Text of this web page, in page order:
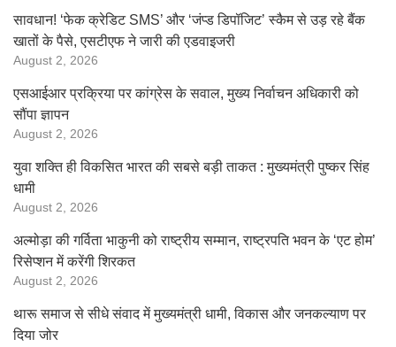
सावधान! ‘फेक क्रेडिट SMS’ और ‘जंप्ड डिपॉजिट’ स्कैम से उड़ रहे बैंक
खातों के पैसे, एसटीएफ ने जारी की एडवाइजरी
August 2, 2026
एसआईआर प्रक्रिया पर कांग्रेस के सवाल, मुख्य निर्वाचन अधिकारी को
सौंपा ज्ञापन
August 2, 2026
युवा शक्ति ही विकसित भारत की सबसे बड़ी ताकत : मुख्यमंत्री पुष्कर सिंह
धामी
August 2, 2026
अल्मोड़ा की गर्विता भाकुनी को राष्ट्रीय सम्मान, राष्ट्रपति भवन के ‘एट होम’
रिसेप्शन में करेंगी शिरकत
August 2, 2026
थारू समाज से सीधे संवाद में मुख्यमंत्री धामी, विकास और जनकल्याण पर
दिया जोर